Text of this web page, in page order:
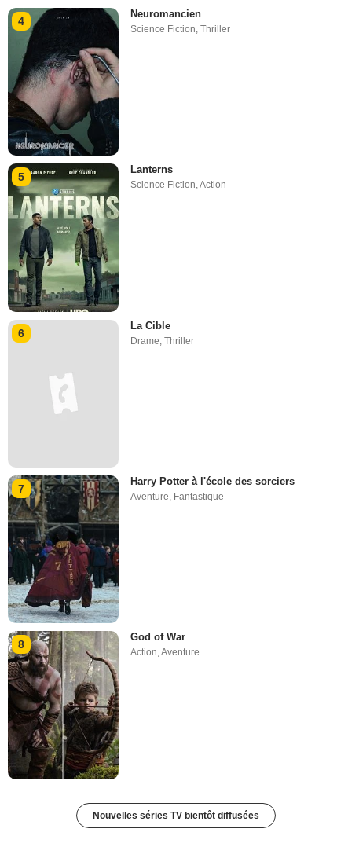
4
Neuromancien
Science Fiction,Thriller
5
Lanterns
Science Fiction,Action
6
La Cible
Drame ,Thriller
7
Harry Potter à l'école des sorciers
Aventure, Fantastique
8
God of War
Action,Aventure
Nouvelles séries TV bientôt diffusées